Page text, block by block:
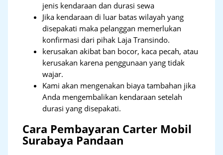
jenis kendaraan dan durasi sewa
Jika kendaraan di luar batas wilayah yang
disepakati maka pelanggan memerlukan
konfirmasi dari pihak Laja Transindo.
kerusakan akibat ban bocor, kaca pecah, atau
kerusakan karena penggunaan yang tidak
wajar.
Kami akan mengenakan biaya tambahan jika
Anda mengembalikan kendaraan setelah
durasi yang disepakati.
Cara Pembayaran Carter Mobil
Surabaya Pandaan